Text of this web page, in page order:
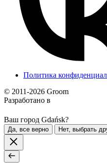
Политика
© 2011-2026 Groom
Разработано в
Ваш город Gdańsk?
Да, все верно Нет, выбрать